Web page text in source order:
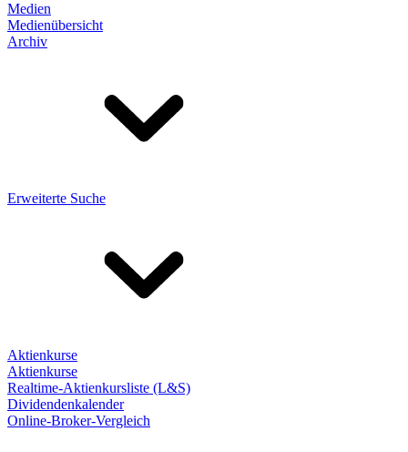
Medien
Medienübersicht
Archiv
Erweiterte Suche
Aktienkurse
Aktienkurse
Realtime-Aktienkursliste (L&S)
Dividendenkalender
Online-Broker-Vergleich